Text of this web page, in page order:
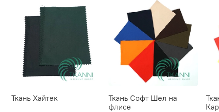
Ткань Хайтек
Ткань Софт Шел на
флисе